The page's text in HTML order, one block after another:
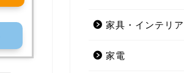
家具・インテリア
家電